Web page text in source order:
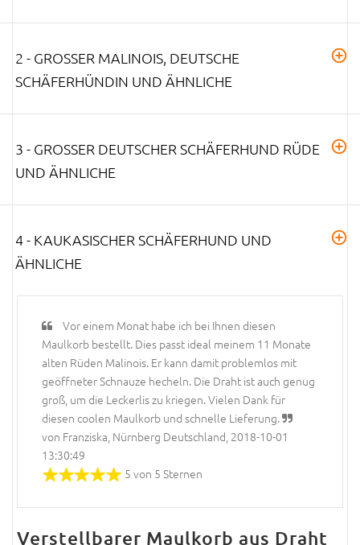
2 - GROSSER MALINOIS, DEUTSCHE S
CHÄFERHÜNDIN UND ÄHNLICHE
3 - GROSSER DEUTSCHER SCHÄFERHUND RÜDE U
ND ÄHNLICHE
4 - KAUKASISCHER SCHÄFERHUND UND
ÄHNLICHE
Vor einem Monat habe ich bei Ihnen diesen
Maulkorb bestellt. Dies passt ideal meinem 11 Monate
alten Rüden Malinois. Er kann damit problemlos mit
geöffneter Schnauze hecheln. Die Draht ist auch genug
groß, um die Leckerlis zu kriegen. Vielen Dank für
diesen coolen Maulkorb und schnelle Lieferung.
von Franziska, Nürnberg Deutschland, 2018-10-01
13:30:49
5 von 5 Sternen
Verstellbarer Maulkorb aus Draht